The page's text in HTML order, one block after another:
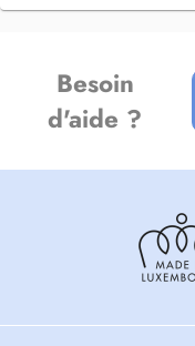
Besoin
d'aide ?